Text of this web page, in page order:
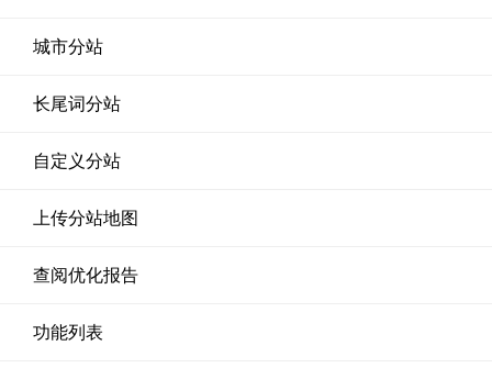
城市分站
长尾词分站
自定义分站
上传分站地图
查阅优化报告
功能列表